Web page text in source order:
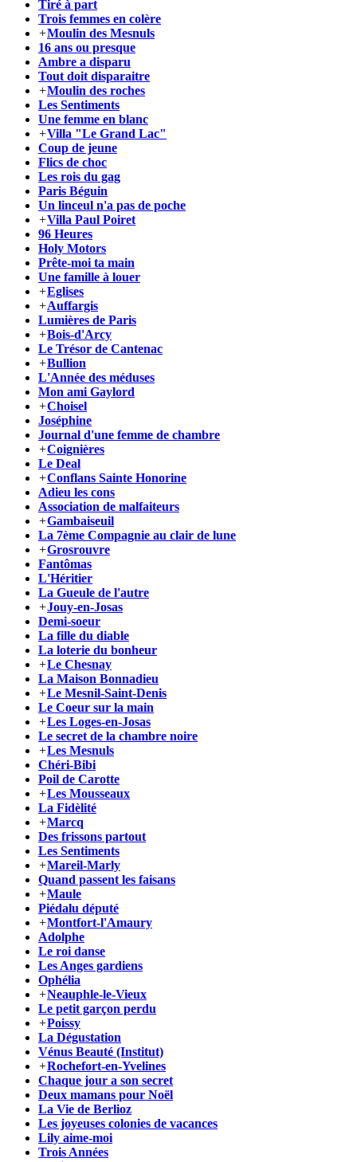
Tiré à part
Trois femmes en colère
+Moulin des Mesnuls
16 ans ou presque
Ambre a disparu
Tout doit disparaitre
+Moulin des roches
Les Sentiments
Une femme en blanc
+Villa "Le Grand Lac"
Coup de jeune
Flics de choc
Les rois du gag
Paris Béguin
Un linceul n'a pas de poche
+Villa Paul Poiret
96 Heures
Holy Motors
Prête-moi ta main
Une famille à louer
+Eglises
+Auffargis
Lumières de Paris
+Bois-d'Arcy
Le Trésor de Cantenac
+Bullion
L'Année des méduses
Mon ami Gaylord
+Choisel
Joséphine
Journal d'une femme de chambre
+Coignières
Le Deal
+Conflans Sainte Honorine
Adieu les cons
Association de malfaiteurs
+Gambaiseuil
La 7ème Compagnie au clair de lune
+Grosrouvre
Fantômas
L'Héritier
La Gueule de l'autre
+Jouy-en-Josas
Demi-soeur
La fille du diable
La loterie du bonheur
+Le Chesnay
La Maison Bonnadieu
+Le Mesnil-Saint-Denis
Le Coeur sur la main
+Les Loges-en-Josas
Le secret de la chambre noire
+Les Mesnuls
Chéri-Bibi
Poil de Carotte
+Les Mousseaux
La Fidèlité
+Marcq
Des frissons partout
Les Sentiments
+Mareil-Marly
Quand passent les faisans
+Maule
Piédalu député
+Montfort-l'Amaury
Adolphe
Le roi danse
Les Anges gardiens
Ophélia
+Neauphle-le-Vieux
Le petit garçon perdu
+Poissy
La Dégustation
Vénus Beauté (Institut)
+Rochefort-en-Yvelines
Chaque jour a son secret
Deux mamans pour Noël
La Vie de Berlioz
Les joyeuses colonies de vacances
Lily aime-moi
Trois Années